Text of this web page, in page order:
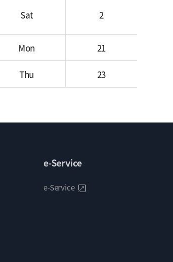
Sat 2
Mon 21
Thu 23
e-Service
e-Service